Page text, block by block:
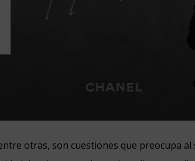
otras, son cuestiones que preocupa